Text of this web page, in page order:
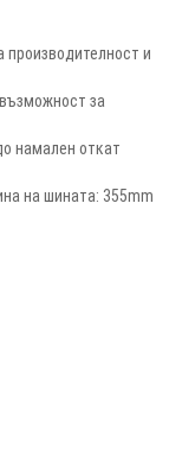
производителност и
за
намален откат
на шината: 355mm